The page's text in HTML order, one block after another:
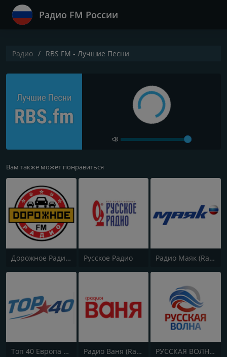
Радио FM России
Радио RBS FM - Лучшие Песни
Вам также может понравиться
Дорожное Радио (Dorojnoe Radio) Русское Радио Радио Маяк (Radio Mayak)
Топ 40 Европа Плюс (Top 40 Europa Plus) Радио Ваня (Radio Vanya) РУССКАЯ ВОЛНА - RUSSIAN WAVE